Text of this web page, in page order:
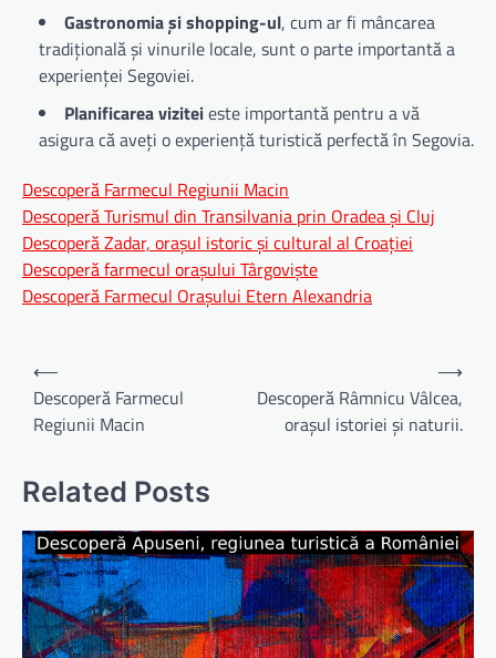
Gastronomia și shopping-ul, cum ar fi mâncarea
tradițională și vinurile locale, sunt o parte importantă a
experienței Segoviei.
Planificarea viziteieste importantă pentru a vă
asigura că aveți o experiență turistică perfectă în Segovia.
Descoperă Farmecul Regiunii Macin
Descoperă Turismul din Transilvania prin Oradea și Cluj
Descoperă Zadar, orașul istoric și cultural al Croației
Descoperă farmecul orașului Târgoviște
Descoperă Farmecul Orașului Etern Alexandria
Navigare
în
articole
⟵
Descoperă Farmecul
Regiunii Macin
Descoperă Râmnicu Vâlcea,
orașul istoriei și naturii.
⟶
Related Posts